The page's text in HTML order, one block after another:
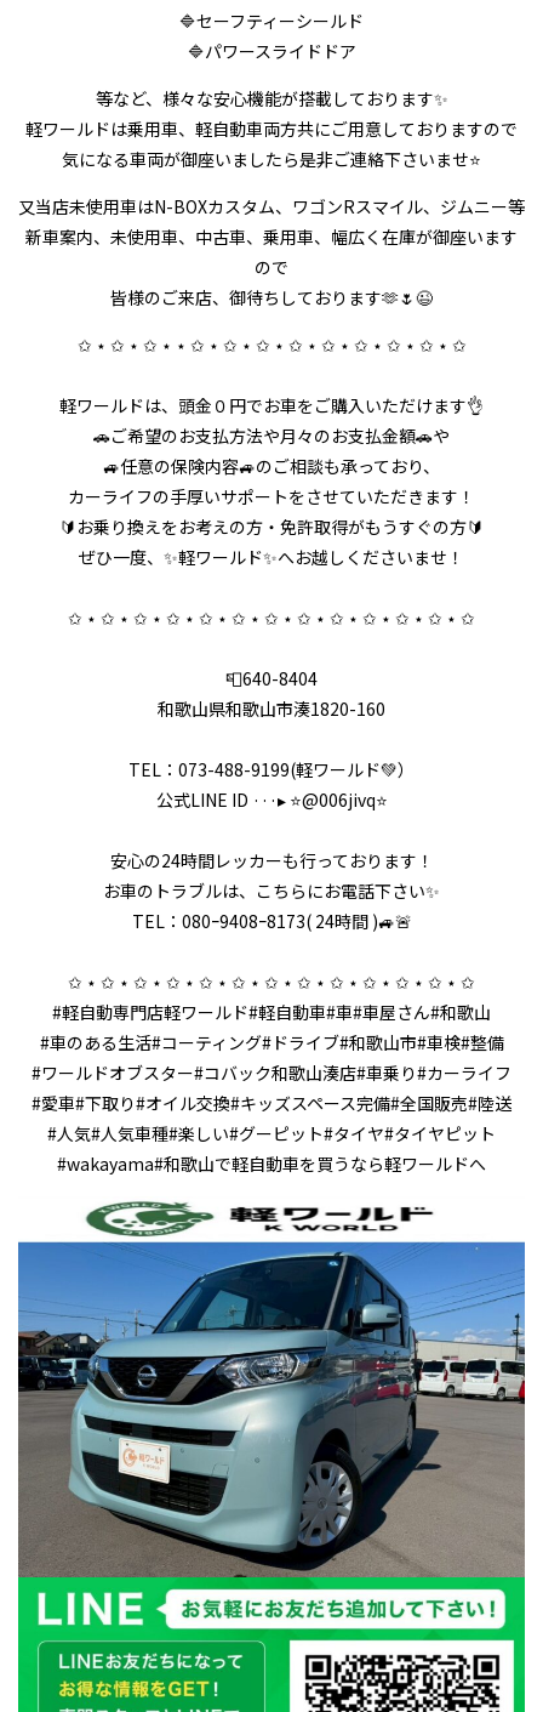
🔷セーフティーシールド
🔷パワースライドドア
等など、様々な安心機能が搭載しております✨
軽ワールドは乗用車、軽自動車両方共にご用意しておりますので
気になる車両が御座いましたら是非ご連絡下さいませ⭐
又当店未使用車はN-BOXカスタム、ワゴンRスマイル、ジムニー等
新車案内、未使用車、中古車、乗用車、幅広く在庫が御座います
ので
皆様のご来店、御待ちしております🫶🌷😉
✩ ⋆ ✩ ⋆ ✩ ⋆ ⋆ ✩ ⋆ ✩ ⋆ ✩ ⋆ ✩ ⋆ ✩ ⋆ ✩ ⋆ ✩ ⋆ ✩ ⋆ ✩
軽ワールドは、頭金０円でお車をご購入いただけます👌
🚗ご希望のお支払方法や月々のお支払金額🚗や
🚙任意の保険内容🚙のご相談も承っており、
カーライフの手厚いサポートをさせていただきます！
🔰お乗り換えをお考えの方・免許取得がもうすぐの方🔰
ぜひ一度、✨軽ワールド✨へお越しくださいませ！
✩ ⋆ ✩ ⋆ ✩ ⋆ ✩ ⋆ ✩ ⋆ ✩ ⋆ ✩ ⋆ ✩ ⋆ ✩ ⋆ ✩ ⋆ ✩ ⋆ ✩ ⋆ ✩
📮640-8404
和歌山県和歌山市湊1820-160
TEL：073-488-9199(軽ワールド💚）
公式LINE ID ···▸ ⭐️@006jivq⭐️
安心の24時間レッカーも行っております！
お車のトラブルは、こちらにお電話下さい✨
TEL：080ｰ9408ｰ8173( 24時間 )🚙🚨
✩ ⋆ ✩ ⋆ ✩ ⋆ ✩ ⋆ ✩ ⋆ ✩ ⋆ ✩ ⋆ ✩ ⋆ ✩ ⋆ ✩ ⋆ ✩ ⋆ ✩ ⋆ ✩
#軽自動専門店軽ワールド#軽自動車#車#車屋さん#和歌山
#車のある生活#コーティング#ドライブ#和歌山市#車検#整備
#ワールドオブスター#コバック和歌山湊店#車乗り#カーライフ
#愛車#下取り#オイル交換#キッズスペース完備#全国販売#陸送
#人気#人気車種#楽しい#グーピット#タイヤ#タイヤピット
#wakayama#和歌山で軽自動車を買うなら軽ワールドへ